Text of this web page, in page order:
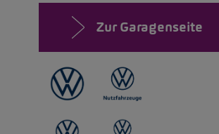
Zur Garagenseite